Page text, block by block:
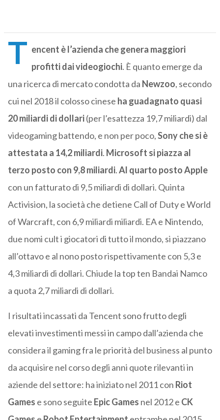
T encent è l’azienda che genera maggiori
profitti dai videogiochi. È quanto emerge da
una ricerca di mercato condotta da Newzoo, secondo
cui nel 2018 il colosso cinese ha guadagnato quasi
20 miliardi di dollari(per l’esattezza 19,7 miliardi) dal
videogaming battendo, e non per poco,Sony che si è
attestata a 14,2 miliardi. Microsoft si piazza al
terzo posto con 9,8 miliardi.Al quarto posto Apple
con un fatturato di 9,5 miliardi di dollari. Quinta
Activision, la società che detiene Call of Duty e World
of Warcraft, con 6,9 miliardi miliardi. EA e Nintendo,
due nomi cult i giocatori di tutto il mondo, si piazzano
all’ottavo e al nono posto rispettivamente con 5,3 e
4,3 miliardi di dollari. Chiude la top ten Bandai Namco
a quota 2,7 miliardi di dollari.
I risultati incassati da Tencent sono frutto degli
elevati investimenti messi in campo dall’azienda che
considera il gaming fra le priorità del business al punto
da acquisire nel corso degli anni quote rilevanti in
aziende del settore: ha iniziato nel 2011 con Riot
Games e sono seguite Epic Games nel 2012 e CK